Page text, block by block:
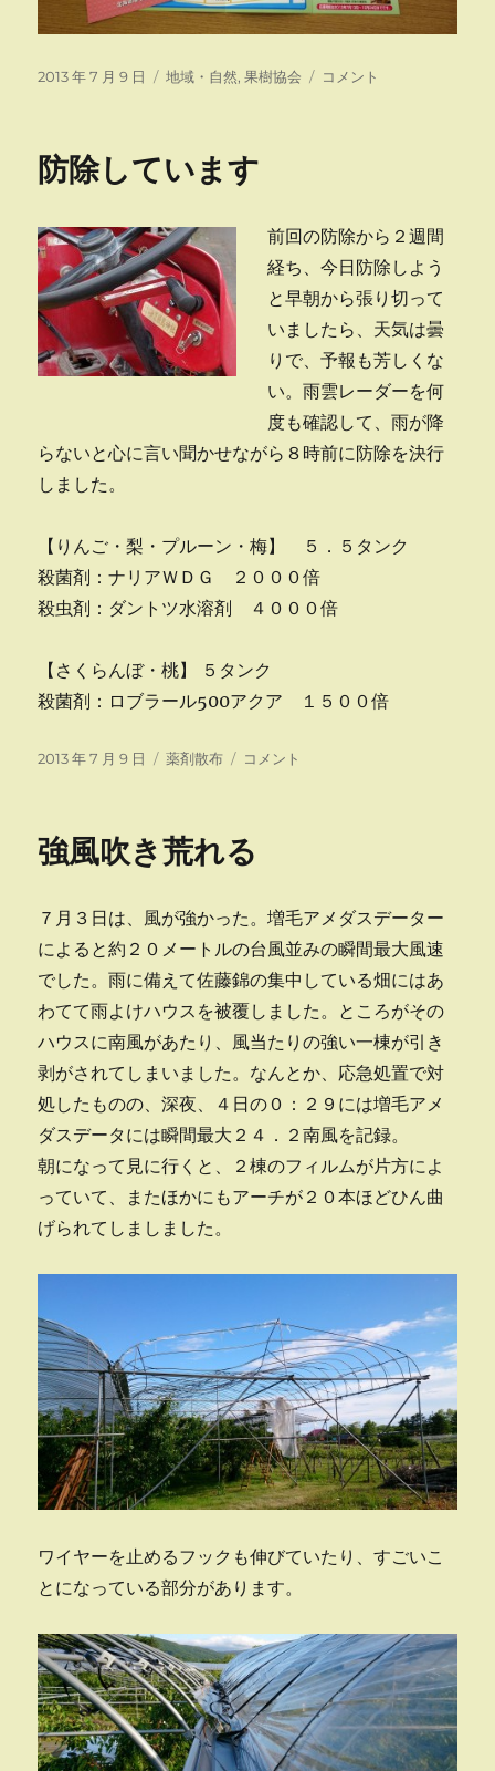
投
2013 年 7 月 9 日
カ
ー
地域・自然,果樹協会
増
リ
ー
コメント
防除しています
前回の防除から２週間
経ち、今日防除しよう
と早朝から張り切って
いましたら、天気は曇
りで、予報も芳しくな
い。雨雲レーダーを何
度も確認して、雨が降
らないと心に言い聞かせながら８時前に防除を決行
しました。
【りんご・梨・プルーン・梅】 ５．５タンク
殺菌剤：ナリアＷＤＧ ２０００倍
殺虫剤：ダントツ水溶剤 ４０００倍
【さくらんぼ・桃】 ５タンク
殺菌剤：ロブラール500アクア １５００倍
投
2013 年 7 月 9 日
カ
ー
薬剤散布
防
い
に
コメント
強風吹き荒れる
７月３日は、風が強かった。増毛アメダスデーター
によると約２０メートルの台風並みの瞬間最大風速
でした。雨に備えて佐藤錦の集中している畑にはあ
わてて雨よけハウスを被覆しました。ところがその
ハウスに南風があたり、風当たりの強い一棟が引き
剥がされてしまいました。なんとか、応急処置で対
処したものの、深夜、４日の０：２９には増毛アメ
ダスデータには瞬間最大２４．２南風を記録。
朝になって見に行くと、２棟のフィルムが片方によ
っていて、またほかにもアーチが２０本ほどひん曲
げられてしましました。
ワイヤーを止めるフックも伸びていたり、すごいこ
とになっている部分があります。